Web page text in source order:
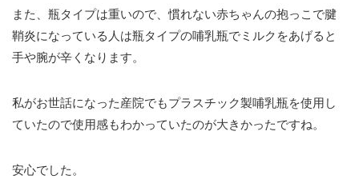
また、瓶タイプは重いので、慣れない赤ちゃんの抱っこで腱
鞘炎になっている人は瓶タイプの哺乳瓶でミルクをあげると
手や腕が辛くなります。
私がお世話になった産院でもプラスチック製哺乳瓶を使用し
ていたので使用感もわかっていたのが大きかったですね。
安心でした。